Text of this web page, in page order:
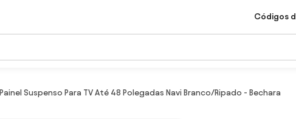
Códigos
Painel Suspenso Para TV Até 48 Polegadas Navi Branco/Ripado - Bechara